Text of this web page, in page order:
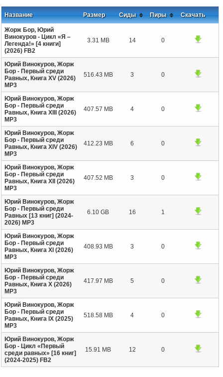
Название Размер Сиды Пиры Скачать
Жорж Бор, Юрий
Винокуров - Цикл «Я –
Легенда!» [4 книги]
(2026) FB2
3.31 MB 14 0
Юрий Винокуров, Жорж
Бор - Первый среди
Равных, Книга XV (2026)
МР3
516.43 MB 3 0
Юрий Винокуров, Жорж
Бор - Первый среди
Равных, Книга XIII (2026)
МР3
407.57 MB 4 0
Юрий Винокуров, Жорж
Бор - Первый среди
Равных, Книга XIV (2026)
МР3
412.23 MB 6 0
Юрий Винокуров, Жорж
Бор - Первый среди
Равных, Книга XII (2026)
МР3
407.52 MB 3 0
Юрий Винокуров, Жорж
Бор - Первый среди
Равных [13 книг] (2024-
2026) МР3
6.10 GB 16 1
Юрий Винокуров, Жорж
Бор - Первый среди
Равных, Книга XI (2026)
МР3
408.93 MB 3 0
Юрий Винокуров, Жорж
Бор - Первый среди
Равных, Книга X (2026)
МР3
417.97 MB 5 0
Юрий Винокуров, Жорж
Бор - Первый среди
Равных, Книга IX (2025)
МР3
518.58 MB 4 0
Юрий Винокуров, Жорж
Бор - Цикл «Первый
среди равных» [16 книг]
(2024-2025) FB2
15.91 MB 12 0